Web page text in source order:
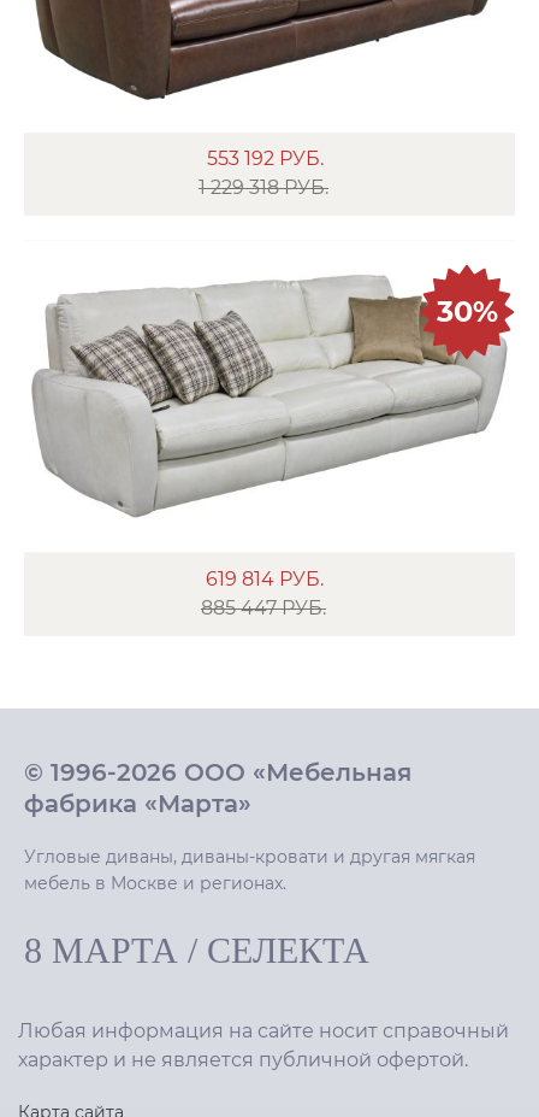
553 192 РУБ.
1 229 318 РУБ.
619 814 РУБ.
885 447 РУБ.
30%
© 1996-2026 ООО «Мебельная
фабрика «Марта»
Угловые диваны, диваны-кровати и другая мягкая
мебель в Москве и регионах.
8 МАРТА / СЕЛЕКТА
Любая информация на сайте носит справочный
характер и не является публичной офертой.
Карта сайта